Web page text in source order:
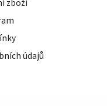
zboží
údajů